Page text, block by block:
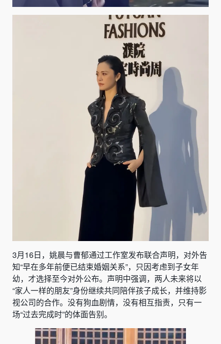
3月16日，姚晨与曹郁通过工作室发布联合声明，对外告
知“早在多年前便已结束婚姻关系”，只因考虑到子女年
幼，才选择至今对外公布。声明中强调，两人未来将以
“家人一样的朋友”身份继续共同陪伴孩子成长，并维持影
视公司的合作。没有狗血剧情，没有相互指责，只有一
场“过去完成时”的体面告别。